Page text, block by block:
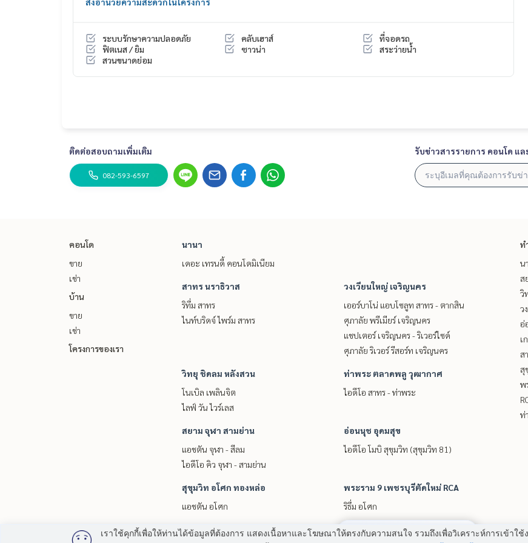
– ฟิตเนส
– Access Card Control
– ลิฟต์โดยสาร
– The Mall Ramkhamhaeng
– Ramkhamhaeng Hospital
facilities
ระบบรักษาความปลอดภัย คลับเฮาส์
ที่จอดรถ
ฟิตเนส / ยิม
ซาวน่า
สระว่ายน้ำ
สวนขนาดย่อม
มี2คนกำลังดูประกาศนี้
ติดต่อสอบถามเพิ่มเติม
082-593-6597
รับข่าวสารรายการ คอนโด แล
คอนโด
ขาย
เช่า
บ้าน
ขาย
เช่า
โครงการของเรา
นานา
เดอะ เทรนดี้ คอนโดมิเนียม
สาทร นราธิวาส
ริทึ่ม สาทร
ไนท์บริดจ์ ไพร์ม สาทร
วงเวียนใหญ่ เจริญนคร
เออร์บาโน่ แอบโซลูท สาทร - ตากสิน
ศุภาลัย พรีเมียร์ เจริญนคร
แชปเตอร์ เจริญนคร - ริเวอร์ไซด์
ศุภาลัย ริเวอร์ รีสอร์ท เจริญนคร
วิทยุ ชิดลม หลังสวน
โนเบิล เพลินจิต
ไลฟ์ วัน ไวร์เลส
ท่าพระ ตลาดพลู วุฒากาศ
ไอดีโอ สาทร - ท่าพระ
สยาม จุฬา สามย่าน
แอชตัน จุฬา - สีลม
ไอดีโอ คิว จุฬา - สามย่าน
อ่อนนุช อุดมสุข
ไอดีโอ โมบิ สุขุมวิท (สุขุมวิท 81)
สุขุมวิท อโศก ทองหล่อ
แอชตัน อโศก
พระราม 9 เพชรบุรีตัดใหม่ RCA
ริธึ่ม อโศก
ท
น
ส
วิ
ว
อ่
เ
ส
สุ
พ
ท่
เราใช้คุกกี้เพื่อให้ท่านได้ข้อมูลที่ต้องการ แสดงเนื้อหาและโฆษณาให้ตรงกับความสนใจ รวมถึงเพื่อวิเคราะห์การเข้าใ